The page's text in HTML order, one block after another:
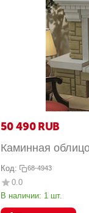
50 490 RUB
Каминная
Код: 68-4943
0.0
В наличии: 1 шт.